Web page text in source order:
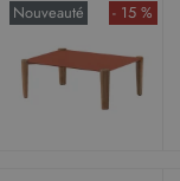
Nouveauté - 15 %